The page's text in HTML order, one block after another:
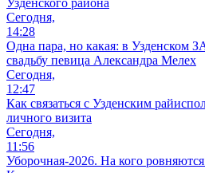
Узденского района
Сегодня,
14:28
Одна пара, но какая: в Узденском
свадьбу певица Александра Мелех
Сегодня,
12:47
Как связаться с Узденским
личного визита
Сегодня,
11:56
Уборочная-2026. На кого